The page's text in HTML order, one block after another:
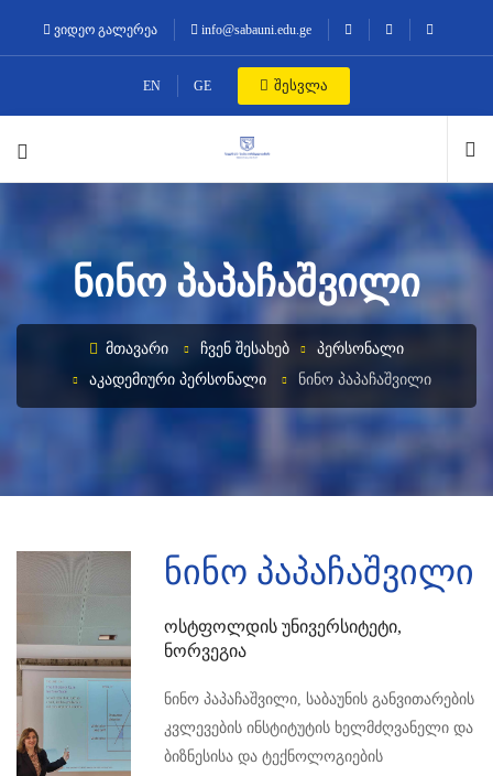
ვიდეო გალერეა info@sabauni.edu.ge
EN GE შესვლა
ᲜᲘᲜᲝ ᲞᲐᲞᲐᲩᲐᲨᲕᲘᲚᲘ
ᲛᲗᲐᲕᲐᲠᲘ ᲩᲕᲔᲜ ᲨᲔᲡᲐᲮᲔᲑ
ᲞᲔᲠᲡᲝᲜᲐᲚᲘ
ᲐᲙᲐᲓᲔᲛᲘᲣᲠᲘ ᲞᲔᲠᲡᲝᲜᲐᲚᲘ
ᲜᲘᲜᲝ ᲞᲐᲞᲐᲩᲐᲨᲕᲘᲚᲘ
ნინო პაპაჩაშვილი
Ოსტფოლდის Უნივერსიტეტი,
Ნორვეგია
ნინო პაპაჩაშვილი, საბაუნის განვითარების
კვლევების ინსტიტუტის ხელმძღვანელი და
ბიზნესისა და ტექნოლოგიების